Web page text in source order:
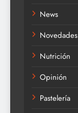
News
Novedades
Nutrición
Opinión
Pastelería